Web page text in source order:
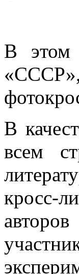
В этом
«СССР»,
В
всем
кросс-